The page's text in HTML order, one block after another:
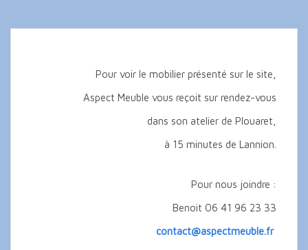
Pour voir le mobilier présenté sur le site,
Aspect Meuble vous reçoit sur rendez-vous
dans son atelier de Plouaret,
à 15 minutes de Lannion.
Pour nous joindre :
Benoit 06 41 96 23 33
contact@aspectmeuble.fr